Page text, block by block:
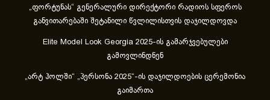
„ფორტუნას“ გენერალური დირექტორი რადიოს სფეროს
განვითარებაში შეტანილი წვლილისთვის დაჯილდოვდა
Elite Model Look Georgia 2025-ის გამარჯვებულები
გამოვლინდნენ
„არტ ჰოლში“ „პერსონა 2025“-ის დაჯილდოების ცერემონია
გაიმართა